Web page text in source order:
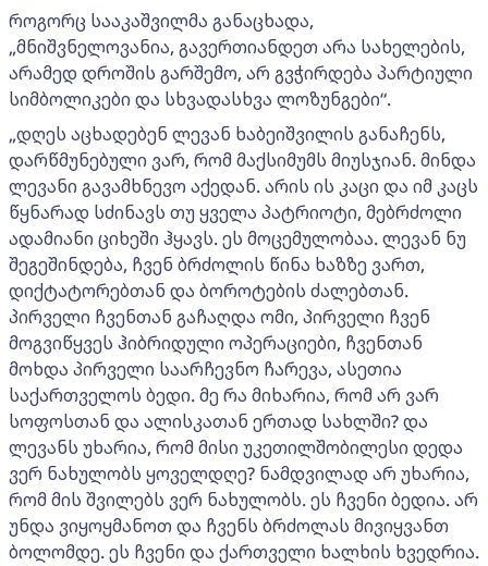
როგორც სააკაშვილმა განაცხადა,
„მნიშვნელოვანია, გავერთიანდეთ არა სახელების,
არამედ დროშის გარშემო, არ გვჭირდება პარტიული
სიმბოლიკები და სხვადასხვა ლოზუნგები“.
„დღეს აცხადებენ ლევან ხაბეიშვილის განაჩენს,
დარწმუნებული ვარ, რომ მაქსიმუმს მიუსჯიან. მინდა
ლევანი გავამხნევო აქედან. არის ის კაცი და იმ კაცს
წყნარად სძინავს თუ ყველა პატრიოტი, მებრძოლი
ადამიანი ციხეში ჰყავს. ეს მოცემულობაა. ლევან ნუ
შეგეშინდება, ჩვენ ბრძოლის წინა ხაზზე ვართ,
დიქტატორებთან და ბოროტების ძალებთან.
პირველი ჩვენთან გაჩაღდა ომი, პირველი ჩვენ
მოგვიწყვეს ჰიბრიდული ოპერაციები, ჩვენთან
მოხდა პირველი საარჩევნო ჩარევა, ასეთია
საქართველოს ბედი. მე რა მიხარია, რომ არ ვარ
სოფოსთან და ალისკათან ერთად სახლში? და
ლევანს უხარია, რომ მისი უკეთილშობილესი დედა
ვერ ნახულობს ყოველდღე? ნამდვილად არ უხარია,
რომ მის შვილებს ვერ ნახულობს. ეს ჩვენი ბედია. არ
უნდა ვიყოყმანოთ და ჩვენს ბრძოლას მივიყვანთ
ბოლომდე. ეს ჩვენი და ქართველი ხალხის ხვედრია.